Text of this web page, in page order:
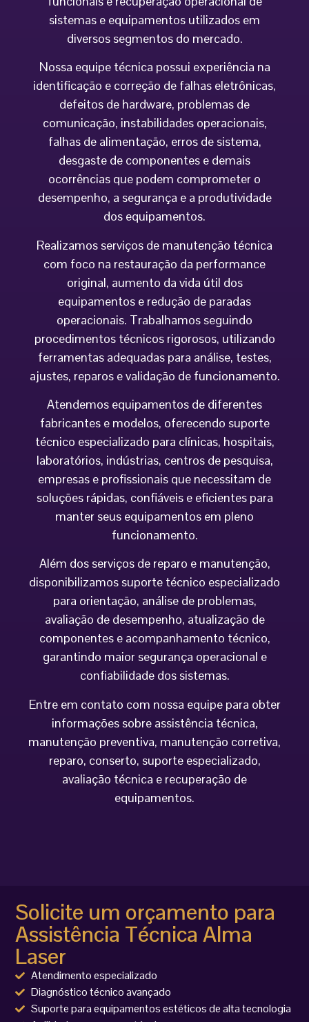
sistemas e equipamentos utilizados em
diversos segmentos do mercado.
Nossa equipe técnica possui experiência na
identificação e correção de falhas eletrônicas,
defeitos de hardware, problemas de
comunicação, instabilidades operacionais,
falhas de alimentação, erros de sistema,
desgaste de componentes e demais
ocorrências que podem comprometer o
desempenho, a segurança e a produtividade
dos equipamentos.
Realizamos serviços de manutenção técnica
com foco na restauração da performance
original, aumento da vida útil dos
equipamentos e redução de paradas
operacionais. Trabalhamos seguindo
procedimentos técnicos rigorosos, utilizando
ferramentas adequadas para análise, testes,
ajustes, reparos e validação de funcionamento.
Atendemos equipamentos de diferentes
fabricantes e modelos, oferecendo suporte
técnico especializado para clínicas, hospitais,
laboratórios, indústrias, centros de pesquisa,
empresas e profissionais que necessitam de
soluções rápidas, confiáveis e eficientes para
manter seus equipamentos em pleno
funcionamento.
Além dos serviços de reparo e manutenção,
disponibilizamos suporte técnico especializado
para orientação, análise de problemas,
avaliação de desempenho, atualização de
componentes e acompanhamento técnico,
garantindo maior segurança operacional e
confiabilidade dos sistemas.
Entre em contato com nossa equipe para obter
informações sobre assistência técnica,
manutenção preventiva, manutenção corretiva,
reparo, conserto, suporte especializado,
avaliação técnica e recuperação de
equipamentos.
Solicite um orçamento para
Assistência Técnica Alma
Laser
Atendimento especializado
Diagnóstico técnico avançado
Suporte para equipamentos estéticos de alta tecnologia